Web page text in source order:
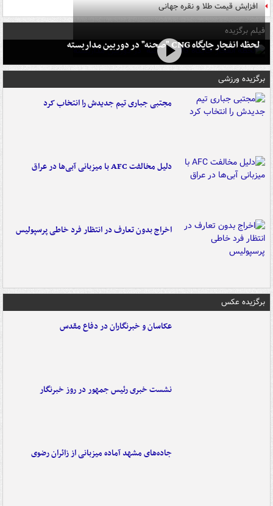
افزایش قیمت طلا و نقره جهانی
فیلم برگزیده
لحظه انفجار جایگاه CNG "صحنه" در دوربین مداربسته
برگزیده ورزشی
مجتبی جباری تیم جدیدش را انتخاب کرد
دلیل مخالفت AFC با میزبانی آبی‌ها در عراق
اخراج بدون تعارف در انتظار فرد خاطی پرسپولیس
برگزیده عکس
عکاسان و خبرنگاران در دفاع مقدس
نشست خبری رئیس جمهور در روز خبرنگار
جاده‌های مشهد آماده میزبانی از زائران رضوی